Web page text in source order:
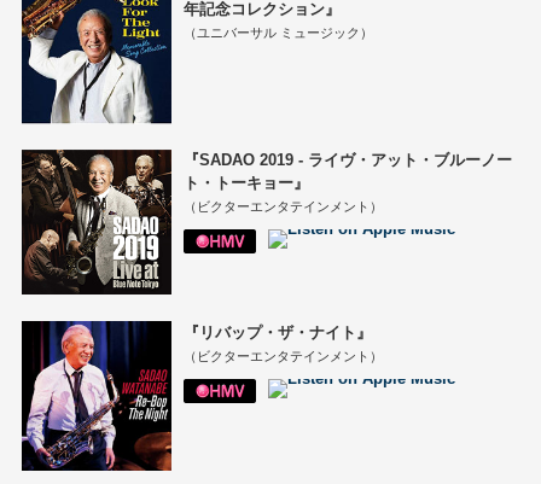
年記念コレクション』
（ユニバーサル ミュージック）
『SADAO 2019 - ライヴ・アット・ブルーノー
ト・トーキョー』
（ビクターエンタテインメント）
『リバップ・ザ・ナイト』
（ビクターエンタテインメント）